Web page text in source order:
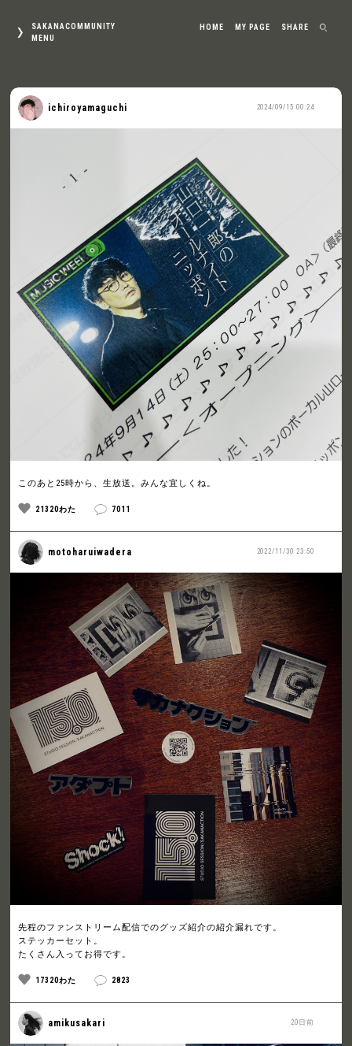
SAKANACOMMUNITY
MENU
HOME MY PAGE SHARE
2024/09/15 00:24
ichiroyamaguchi
このあと25時から、生放送。みんな宜しくね。
21320わた 7011
2022/11/30 23:50
motoharuiwadera
先程のファンストリーム配信でのグッズ紹介の紹介漏れです。
ステッカーセット。
たくさん入ってお得です。
17320わた 2823
20日前
amikusakari